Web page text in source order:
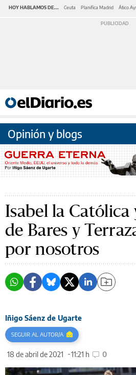
HOY HABLAMOS DE... Ceuta Planifica Madrid Ático
Opinión y blogs
Isabel la Católica
de Bares y
por nosotros
Iñigo Sáenz de Ugarte
18 de abril de 2021 11:21 h 0
SEGUIR AL AUTOR/A